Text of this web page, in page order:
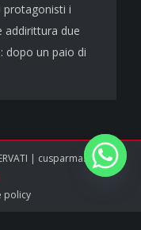
protagonisti i
addirittura due
dopo un paio di
| cusparma.it by
policy